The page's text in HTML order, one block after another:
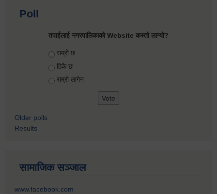
Poll
तपाईलाई नगरपालिकाको Website कस्तो लाग्यो?
Choices
राम्रो छ
ठिकै छ
राम्रो लागेन
Older polls
Results
सामाजिक सञ्जाल
www.facebook.com